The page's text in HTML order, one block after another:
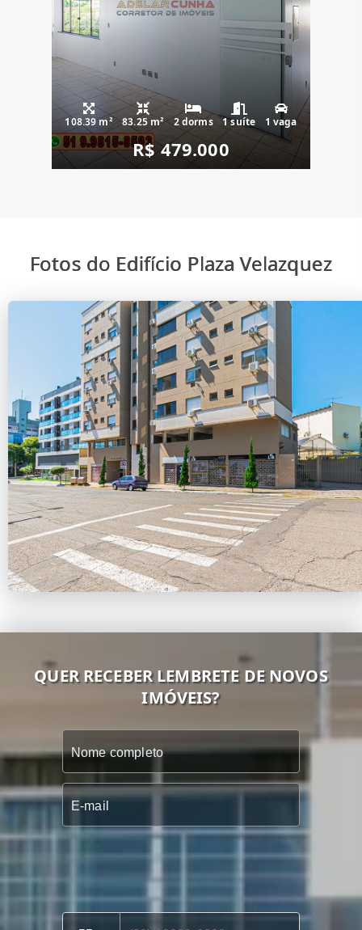
108.39 m² 83.25 m² 2 dorms 1 suíte 1 vaga
R$ 479.000
Fotos do Edifício Plaza Velazquez
QUER RECEBER LEMBRETE DE NOVOS
IMÓVEIS?